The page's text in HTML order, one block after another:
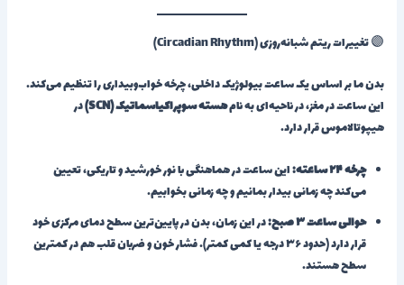
🟣 تغییرات ریتم شبانه‌روزی (Circadian Rhythm)
بدن ما بر اساس یک ساعت بیولوژیک داخلی، چرخه خواب‌وبیداری را تنظیم می‌کند.
این ساعت در مغز، در ناحیه‌ای به نامهسته سوپراکیاسماتیک (SCN)
در
هیپوتالاموس قرار دارد.
چرخه ۲۴ ساعته:
این ساعت در هماهنگی با نور خورشید و تاریکی، تعیین
می‌کند چه زمانی بیدار بمانیم و چه زمانی بخوابیم.
حوالی ساعت ۳ صبح:
در این زمان، بدن در پایین‌ترین سطح دمای مرکزی خود
قرار دارد (حدود ۳۶ درجه یا کمی کمتر). فشار خون و ضربان قلب هم در کمترین
سطح هستند.